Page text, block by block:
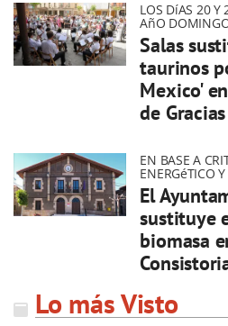
LOS DíAS 20 Y
AñO
Salas
taurinos
Mexico'
de Gracias
EN BASE A
ENERGéTICO
El
sustituye
biomasa
Lo más Visto